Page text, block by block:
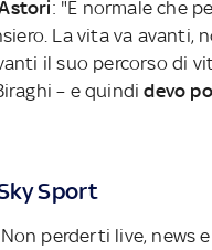
: "È normale che
La vita va avanti,
il suo percorso di
– e quindidevo
Sport
Non perderti live, news